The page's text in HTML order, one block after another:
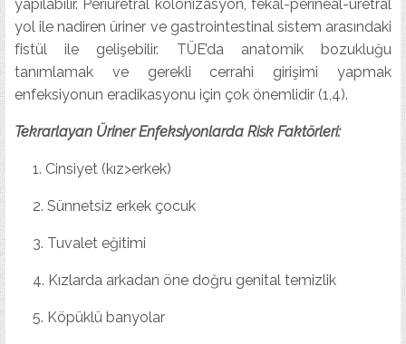
yapılabilir. Periüretral kolonizasyon, fekal-perineal-üretral
yol ile nadiren üriner ve gastrointestinal sistem arasındaki
fistül ile gelişebilir. TÜE’da anatomik bozukluğu
tanımlamak ve gerekli cerrahi girişimi yapmak
enfeksiyonun eradikasyonu için çok önemlidir (1,4).
Tekrarlayan Üriner Enfeksiyonlarda Risk Faktörleri:
Cinsiyet (kız>erkek)
Sünnetsiz erkek çocuk
Tuvalet eğitimi
Kızlarda arkadan öne doğru genital temizlik
Köpüklü banyolar